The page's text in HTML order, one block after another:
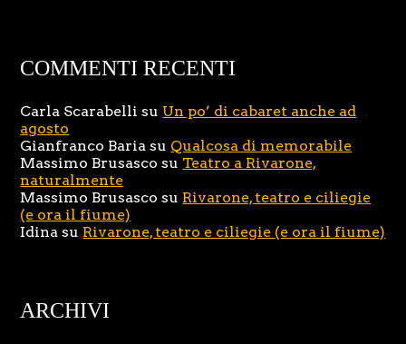
COMMENTI RECENTI
Carla Scarabelli su Un po’ di cabaret anche ad
agosto
Gianfranco Baria su Qualcosa di memorabile
Massimo Brusasco su Teatro a Rivarone,
naturalmente
Massimo Brusasco su Rivarone, teatro e ciliegie
(e ora il fiume)
Idina su Rivarone, teatro e ciliegie (e ora il fiume)
ARCHIVI